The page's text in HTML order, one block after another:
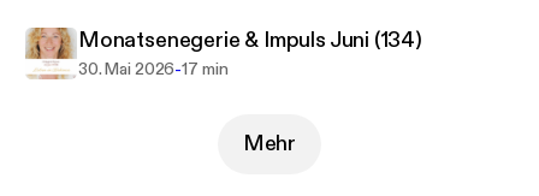
Monatsenegerie & Impuls Juni (134)
30. Mai 2026-17 min
Mehr